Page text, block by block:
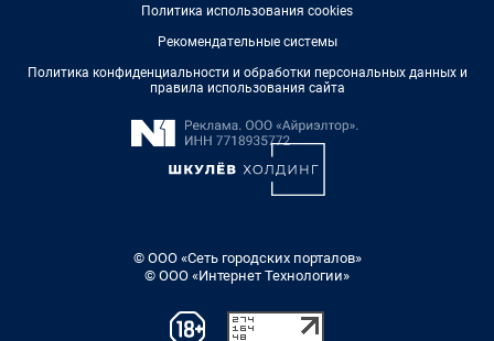
Политика использования cookies
Рекомендательные системы
Политика конфиденциальности и обработки персональных данных и
правила использования сайта
© ООО «Сеть городских порталов»
© ООО «Интернет Технологии»